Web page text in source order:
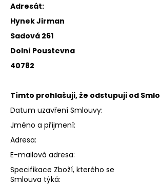
Adresát:
Hynek Jirman
Sadová 261
Dolní Poustevna
40782
Tímto prohlašuji, že odstupuji od
Datum uzavření Smlouvy:
Jméno a příjmení:
Adresa:
E-mailová adresa:
Specifikace Zboží, kterého se
Smlouva týká: